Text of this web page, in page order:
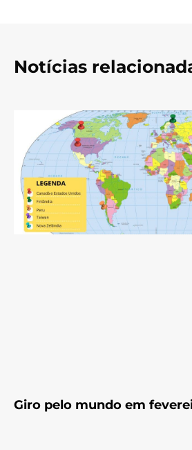
Notícias
Giro pelo mundo em